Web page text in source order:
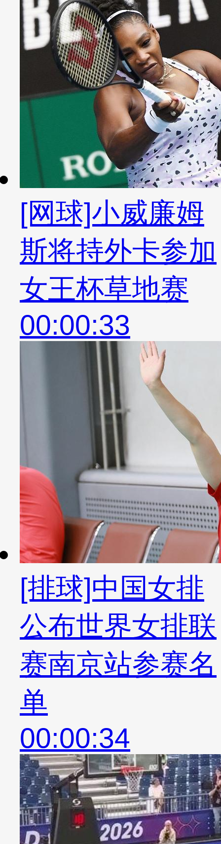
[网球]小威廉姆
斯将持外卡参加
女王杯草地赛
00:00:33
[排球]中国女排
公布世界女排联
赛南京站参赛名
单
00:00:34